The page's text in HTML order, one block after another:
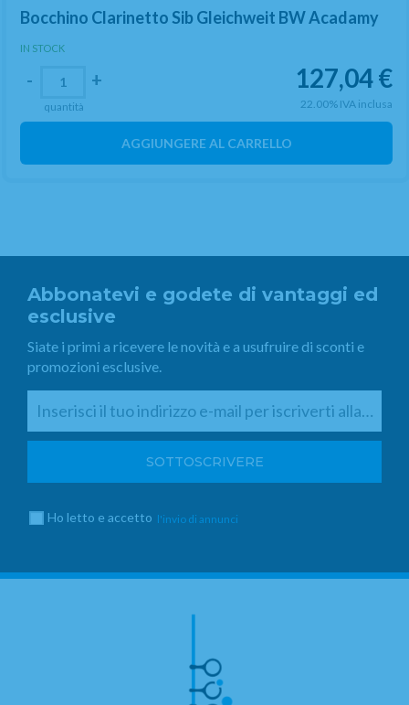
Bocchino Clarinetto Sib Gleichweit BW Acadamy
IN STOCK
127,04€
22.00% IVA inclusa
- +
quantità
AGGIUNGERE AL CARRELLO
Abbonatevi e godete di vantaggi ed
esclusive
Siate i primi a ricevere le novità e a usufruire di sconti e
promozioni esclusive.
Ho letto e accetto l'invio di annunci